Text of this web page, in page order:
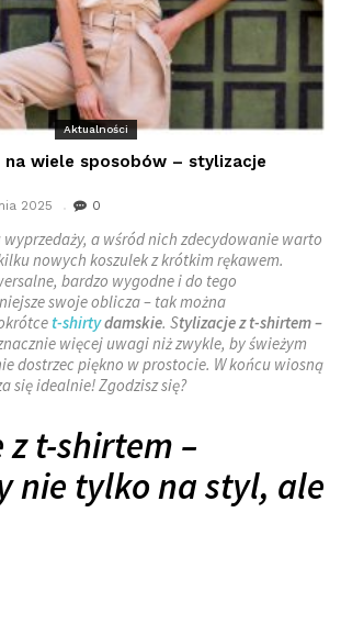
Aktualności
na wiele sposobów – stylizacje
2025 0
wyprzedaży, a wśród nich zdecydowanie warto
nowych koszulek z krótkim rękawem.
bardzo wygodne i do tego
swoje oblicza – tak można
t-shirtydamskie. Stylizacje z t-shirtem –
więcej uwagi niż zwykle, by świeżym
dostrzec piękno w prostocie. W końcu wiosną
się idealnie! Zgodzisz się?
z t-shirtem –
nie tylko na styl, ale